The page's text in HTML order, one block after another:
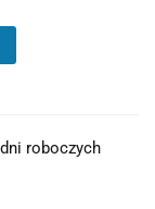
roboczych